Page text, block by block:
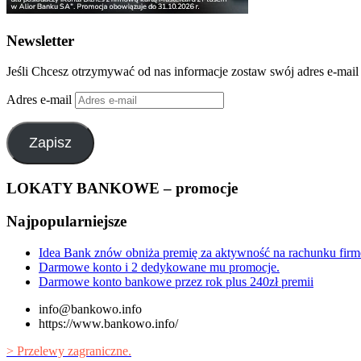
Newsletter
Jeśli Chcesz otrzymywać od nas informacje zostaw swój adres e-mail
Adres e-mail
Zapisz
LOKATY BANKOWE – promocje
Najpopularniejsze
Idea Bank znów obniża premię za aktywność na rachunku
Darmowe konto i 2 dedykowane mu promocje.
Darmowe konto bankowe przez rok plus 240zł premii
info@bankowo.info
https://www.bankowo.info/
> Przelewy zagraniczne.